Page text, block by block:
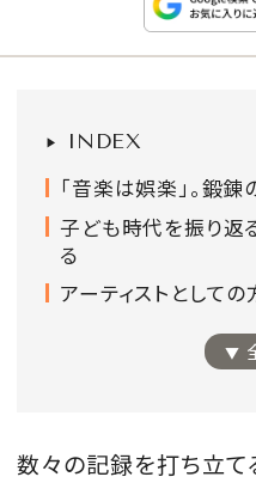
COLLECTION
FORTUNE
SDGs
会員登録
INDEX
「音楽は娯楽」。鍛
子ども時代を振り返
る
アーティストとして
数々の記録を打ち立て